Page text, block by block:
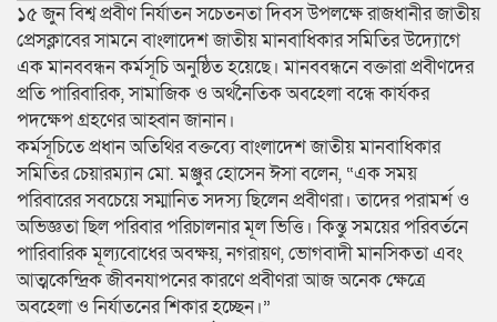
১৫ জুন বিশ্ব প্রবীণ নির্যাতন সচেতনতা দিবস উপলক্ষে রাজধানীর জাতীয়
প্রেসক্লাবের সামনে বাংলাদেশ জাতীয় মানবাধিকার সমিতির উদ্যোগে
এক মানববন্ধন কর্মসূচি অনুষ্ঠিত হয়েছে। মানববন্ধনে বক্তারা প্রবীণদের
প্রতি পারিবারিক, সামাজিক ও অর্থনৈতিক অবহেলা বন্ধে কার্যকর
পদক্ষেপ গ্রহণের আহ্বান জানান।
কর্মসূচিতে প্রধান অতিথির বক্তব্যে বাংলাদেশ জাতীয় মানবাধিকার
সমিতির চেয়ারম্যান মো. মঞ্জুর হোসেন ঈসা বলেন, “এক সময়
পরিবারের সবচেয়ে সম্মানিত সদস্য ছিলেন প্রবীণরা। তাদের পরামর্শ ও
অভিজ্ঞতা ছিল পরিবার পরিচালনার মূল ভিত্তি। কিন্তু সময়ের পরিবর্তনে
পারিবারিক মূল্যবোধের অবক্ষয়, নগরায়ণ, ভোগবাদী মানসিকতা এবং
আত্মকেন্দ্রিক জীবনযাপনের কারণে প্রবীণরা আজ অনেক ক্ষেত্রে
অবহেলা ও নির্যাতনের শিকার হচ্ছেন।”